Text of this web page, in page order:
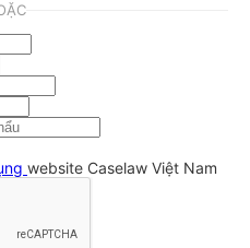
website Caselaw Việt Nam